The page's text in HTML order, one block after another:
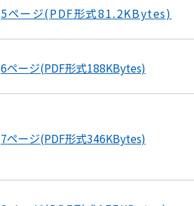
5ページ(PDF形式81.2KBytes)
6ページ(PDF形式188KBytes)
7ページ(PDF形式346KBytes)